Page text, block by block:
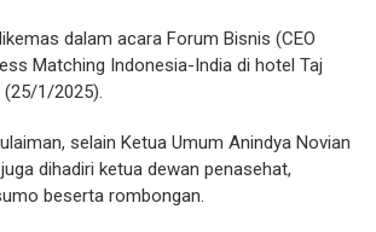
dalam acara Forum Bisnis (CEO
Matching Indonesia-India di hotel Taj
(25/1/2025).
selain Ketua Umum Anindya Novian
dihadiri ketua dewan penasehat,
beserta rombongan.